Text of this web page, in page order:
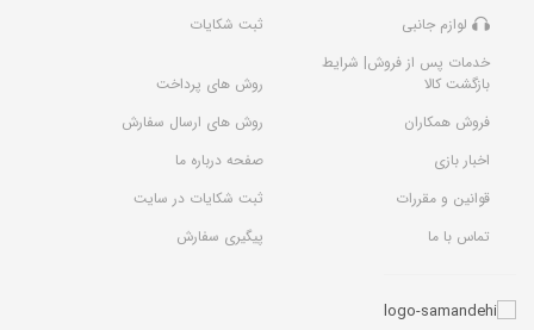
لوازم جانبی
ثبت شکایات
خدمات پس از فروش| شرایط
بازگشت کالا
روش های پرداخت
فروش همکاران
روش های ارسال سفارش
اخبار بازی
صفحه درباره ما
قوانین و مقررات
ثبت شکایات در سایت
تماس با ما
پیگیری سفارش